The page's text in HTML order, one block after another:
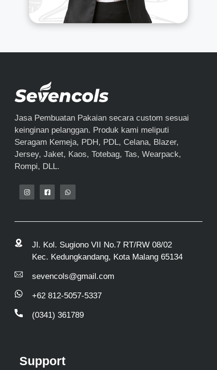
Jasa Pembuatan Pakaian secara custom sesuai
keinginan pelanggan. Produk kami meliputi
Seragam Kemeja, PDH, PDL, Celana, Blazer,
Jersey, Jaket, Kaos, Totebag, Tas, Wearpack,
Rompi, DLL.
Jl. Kol. Sugiono VII No.7 RT/RW 08/02
Kec. Kedungkandang, Kota Malang 65134
sevencols@gmail.com
+62 812-5057-5337
(0341) 361789
Support